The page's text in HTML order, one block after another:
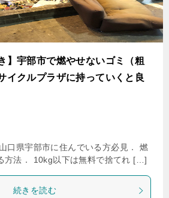
】宇部市で燃やせないゴミ（粗
イクルプラザに持っていくと良
口県宇部市に住んでいる方必見． 燃
方法． 10kg以下は無料で捨てれ […]
続きを読む